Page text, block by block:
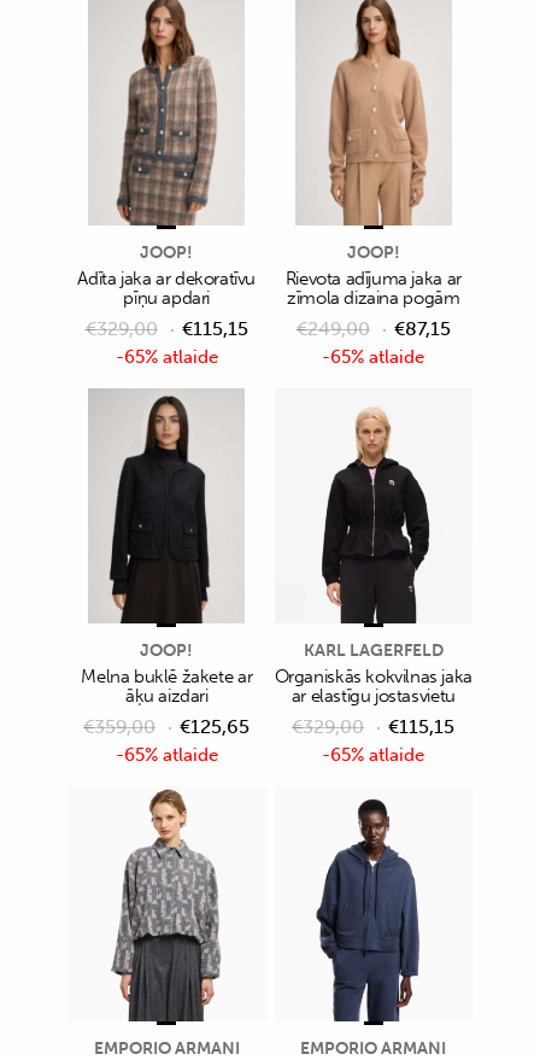
-65% atlaide
JOOP!
Adīta jaka ar dekoratīvu
pīņu apdari
€329,00 €115,15
-65% atlaide
JOOP!
Rievota adījuma jaka ar
zīmola dizaina pogām
€249,00 €87,15
-65% atlaide
JOOP!
Melna buklē žakete ar
āķu aizdari
€359,00 €125,65
-65% atlaide
KARL LAGERFELD
Organiskās kokvilnas jaka
ar elastīgu jostasvietu
€329,00 €115,15
EMPORIO ARMANI EMPORIO ARMANI